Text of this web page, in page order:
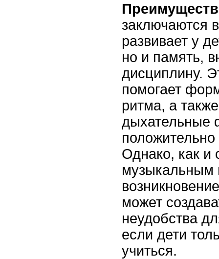
заключаются
развивает у
но и память,
дисциплину.
помогает
ритма, а
дыхательные
положительно
Однако, как
музыкальным
может
неудобства
если дети
учиться.